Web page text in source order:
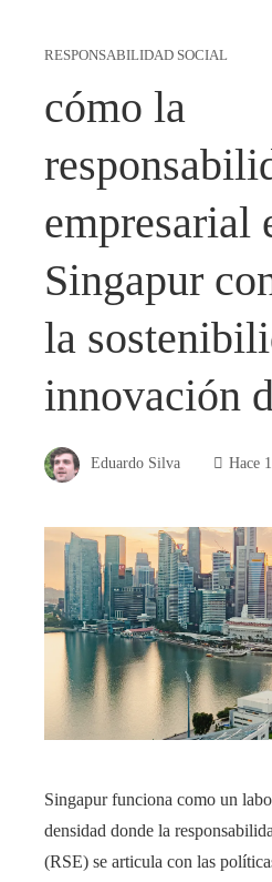
RESPONSABILIDAD SOCIAL
cómo la
empresarial
Singapur
la
innovación
Eduardo Silva Hace
Singapur funciona como un
densidad donde la
(RSE) se articula con las